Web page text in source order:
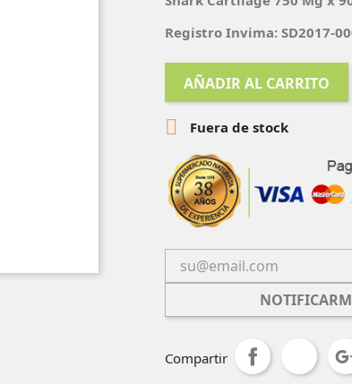
Registro Invima: SD2017-
AÑADIR AL CARRITO
 Fuera de stock
Compartir